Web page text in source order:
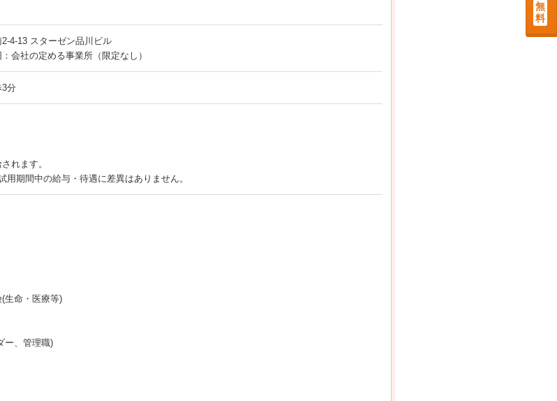
2-4-13 スターゼン品川ビル
会社の定める事業所（限定なし）
3分
れます。
期間中の給与・待遇に差異はありません。
生命・医療等)
ー、管理職)
無
料